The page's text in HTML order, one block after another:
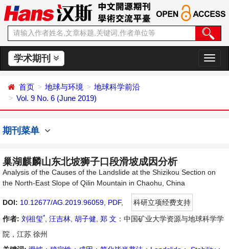
学术期刊
切
换
首页 地球与环境
地球科学前沿
Vol. 9 No. 6 (June 2019)
期刊菜单
巢湖麒麟山东北坡狮子口段滑坡成因分析
Analysis of the Causes of the Landslide at the Shizikou Section on
the North-East Slope of Qilin Mountain in Chaohu, China
DOI: 10.12677/AG.2019.96059 PDF,
科研立项经费支持
作者: 刘祖玺* 汪吉林 胡子健 郑 文 ：中国矿业大学资源与地球科学学
院，江苏 徐州